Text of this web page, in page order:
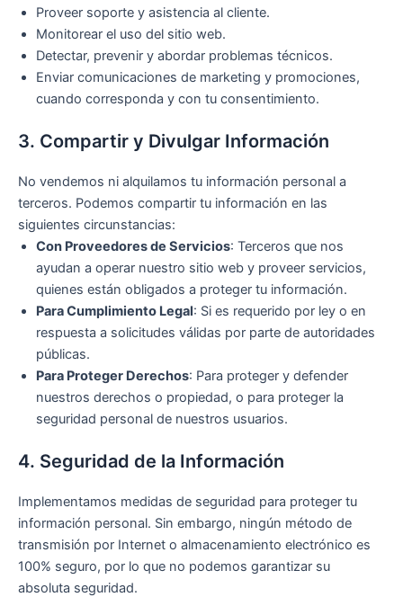
Proveer soporte y asistencia al cliente.
Monitorear el uso del sitio web.
Detectar, prevenir y abordar problemas técnicos.
Enviar comunicaciones de marketing y promociones,
cuando corresponda y con tu consentimiento.
3. Compartir y Divulgar Información
No vendemos ni alquilamos tu información personal a
terceros. Podemos compartir tu información en las
siguientes circunstancias:
Con Proveedores de Servicios: Terceros que nos
ayudan a operar nuestro sitio web y proveer servicios,
quienes están obligados a proteger tu información.
Para Cumplimiento Legal: Si es requerido por ley o en
respuesta a solicitudes válidas por parte de autoridades
públicas.
Para Proteger Derechos: Para proteger y defender
nuestros derechos o propiedad, o para proteger la
seguridad personal de nuestros usuarios.
4. Seguridad de la Información
Implementamos medidas de seguridad para proteger tu
información personal. Sin embargo, ningún método de
transmisión por Internet o almacenamiento electrónico es
100% seguro, por lo que no podemos garantizar su
absoluta seguridad.